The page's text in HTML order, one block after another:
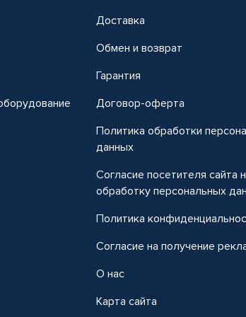
Доставка
Обмен и возврат
Гарантия
Договор-оферта
Политика обработки
данных
Согласие посетителя сайта
обработку персональных
Политика
Согласие на получение
О нас
Карта сайта